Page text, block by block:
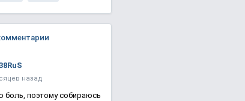
назад
поэтому собираюсь